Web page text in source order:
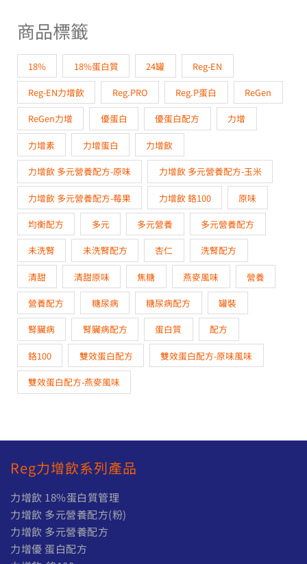
商品標籤
18% 18%蛋白質 24罐 Reg-EN
Reg-EN力增飲 Reg.PRO Reg.P蛋白 ReGen
ReGen力增 優蛋白 優蛋白配方 力增
力增素 力增蛋白 力增飲
力增飲 多元營養配方-原味 力增飲 多元營養配方-玉米
力增飲 多元營養配方-莓果 力增飲 鉻100 原味
均衡配方 多元 多元營養 多元營養配方
未洗腎 未洗腎配方 杏仁 洗腎配方
清甜 清甜原味 焦糖 燕麥風味 營養
營養配方 糖尿病 糖尿病配方 罐裝
腎臟病 腎臟病配方 蛋白質 配方
鉻100 雙效蛋白配方 雙效蛋白配方-原味風味
雙效蛋白配方-燕麥風味
Reg力增飲系列產品
力增飲 18%蛋白質管理
力增飲 多元營養配方(粉)
力增飲 多元營養配方
力增優 蛋白配方